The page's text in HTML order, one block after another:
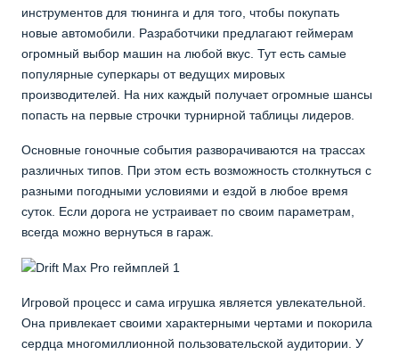
инструментов для тюнинга и для того, чтобы покупать
новые автомобили. Разработчики предлагают геймерам
огромный выбор машин на любой вкус. Тут есть самые
популярные суперкары от ведущих мировых
производителей. На них каждый получает огромные шансы
попасть на первые строчки турнирной таблицы лидеров.
Основные гоночные события разворачиваются на трассах
различных типов. При этом есть возможность столкнуться с
разными погодными условиями и ездой в любое время
суток. Если дорога не устраивает по своим параметрам,
всегда можно вернуться в гараж.
Игровой процесс и сама игрушка является увлекательной.
Она привлекает своими характерными чертами и покорила
сердца многомиллионной пользовательской аудитории. У